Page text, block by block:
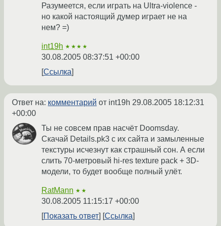
Разумеется, если играть на Ultra-violence -
но какой настоящий думер играет не на
нем? =)
int19h ★★★★
30.08.2005 08:37:51 +00:00
Ссылка
Ответ на: комментарий от int19h 29.08.2005 18:12:31
+00:00
Ты не совсем прав насчёт Doomsday.
Скачай Details.pk3 с их сайта и замыленные
текстуры исчезнут как страшный сон. А если
слить 70-метровый hi-res texture pack + 3D-
модели, то будет вообще полный улёт.
RatMann ★★
30.08.2005 11:15:17 +00:00
Показать ответ
Ссылка